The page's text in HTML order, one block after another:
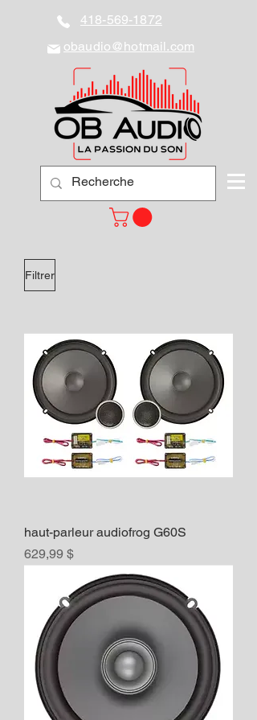
418-569-1872
obaudio@hotmail.com
Filtrer
haut-parleur audiofrog G60S
Prix
629,99 $